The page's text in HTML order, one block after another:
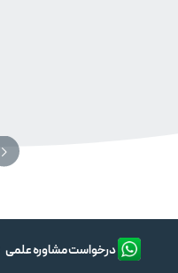
درخواست مشاوره علمی